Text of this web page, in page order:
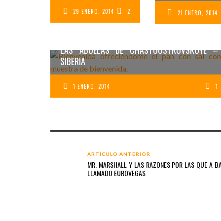
29 ENERO, 2014 2 21 ENERO, 2014
LAS ABUELAS DE CHASTOOSTROVSKOYE –
SIBERIA
1 ENERO, 2014 1
ARTÍCULO ANTERIOR
MR. MARSHALL Y LAS RAZONES POR LAS QUE A
LLAMADO EUROVEGAS